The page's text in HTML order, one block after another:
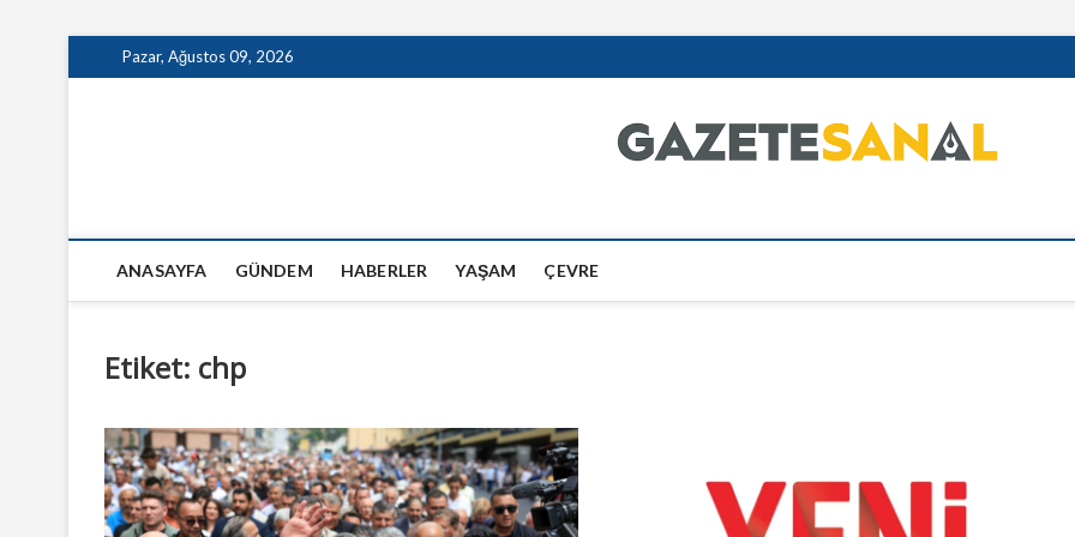
to
Pazar, Ağustos 09, 2026
ANASAYFA GÜNDEM HABERLER YAŞAM ÇEVRE
Etiket: chp